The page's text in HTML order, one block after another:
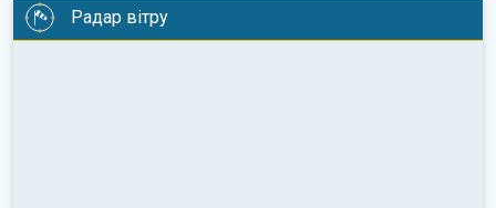
Радар вітру